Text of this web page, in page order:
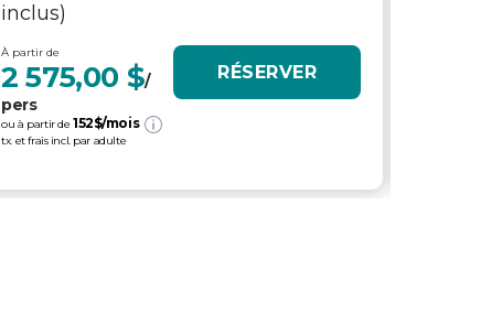
À partir de
2 575,00 $/
pers
ou à partir de 152$/mois
tx. et frais incl. par adulte
RÉSERVER